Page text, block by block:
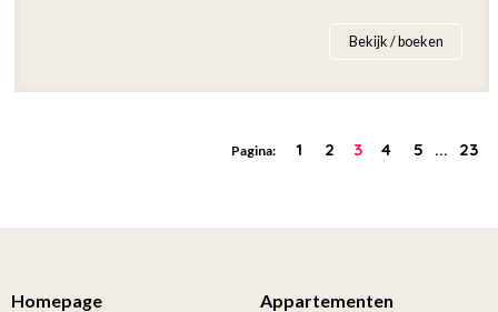
Bekijk / boeken
Pagina: 1 2 3 4 5 ... 23
Homepage Appartementen